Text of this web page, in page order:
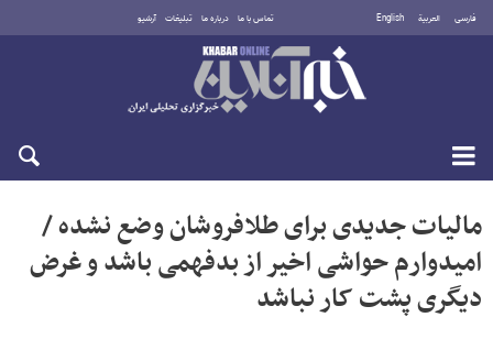
فارسی العربية English تماس با ما درباره ما تبلیغات آرشیو
یکشنبه ۱۸ مرداد ۱۴۰۵
مالیات جدیدی برای طلافروشان وضع نشده /
امیدوارم حواشی اخیر از بدفهمی باشد و غرض
دیگری پشت کار نباشد